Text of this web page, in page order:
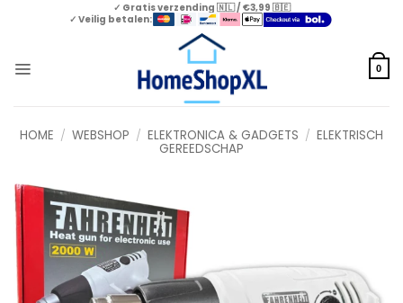
✓ Gratis verzending 🇳🇱 / €3,99 🇧🇪
✓ Veilig betalen:
0
HOME / WEBSHOP / ELEKTRONICA & GADGETS / ELEKTRISCH
GEREEDSCHAP